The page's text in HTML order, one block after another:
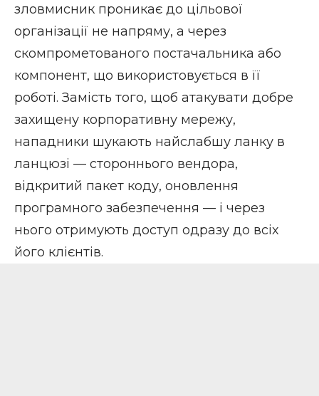
зловмисник проникає до цільової
організації не напряму, а через
скомпрометованого постачальника або
компонент, що використовується в її
роботі. Замість того, щоб атакувати добре
захищену корпоративну мережу,
нападники шукають найслабшу ланку в
ланцюзі — стороннього вендора,
відкритий пакет коду, оновлення
програмного забезпечення — і через
нього отримують доступ одразу до всіх
його клієнтів.